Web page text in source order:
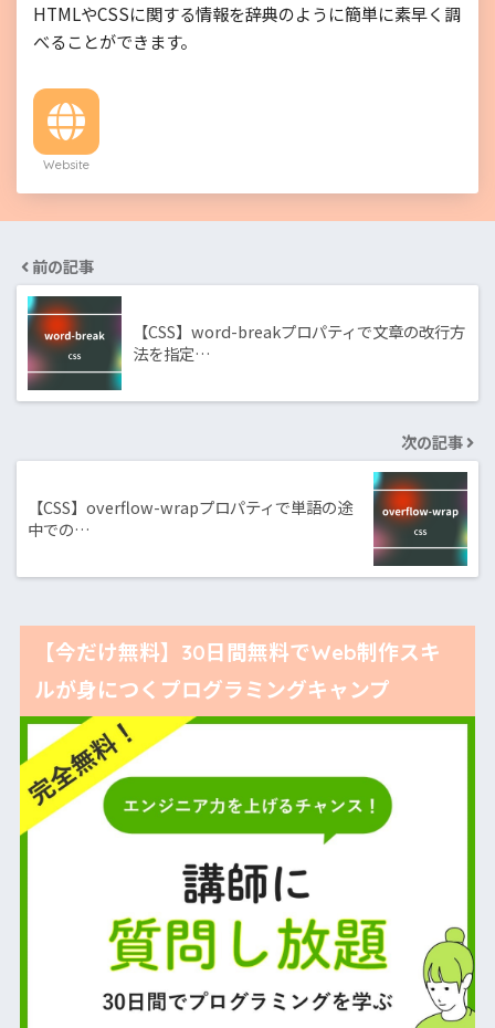
HTMLやCSSに関する情報を辞典のように簡単に素早く調
べることができます。
Website
前の記事
【CSS】word-breakプロパティで文章の改行方
法を指定…
次の記事
【CSS】overflow-wrapプロパティで単語の途
中での…
【今だけ無料】30日間無料でWeb制作スキ
ルが身につくプログラミングキャンプ